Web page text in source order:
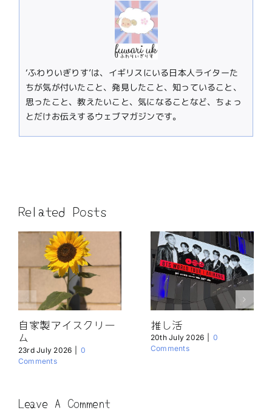
‘ふわりいぎりす’は、イギリスにいる日本人ライターた
ちが気が付いたこと、発見したこと、知っていること、
思ったこと、教えたいこと、気になることなど、ちょっ
とだけお伝えするウェブマガジンです。
Related Posts
自家製アイスクリー
ム
23rd July 2026
0
Comments
推し活
20th July 2026
0
Comments
Leave A Comment